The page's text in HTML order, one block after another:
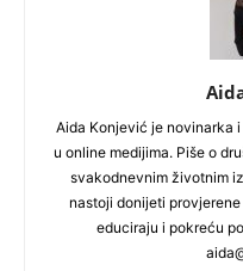
Aida Konjević je novinarka
u online medijima. Piše o
svakodnevnim životnim
nastoji donijeti
educiraju i pokreću